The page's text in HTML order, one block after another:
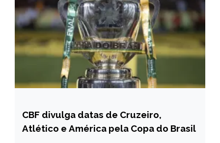
ESPORTES
CBF divulga datas de Cruzeiro,
Atlético e América pela Copa do Brasil